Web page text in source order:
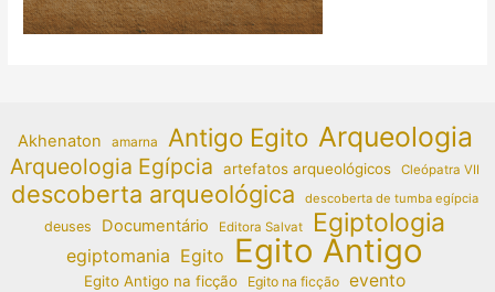
Akhenaton amarna Antigo Egito Arqueologia
Arqueologia Egípcia artefatos arqueológicos Cleópatra VII
descoberta arqueológica descoberta de tumba egípcia
deuses Documentário Editora Salvat Egiptologia
egiptomania Egito Egito Antigo
Egito Antigo na ficção Egito na ficção evento